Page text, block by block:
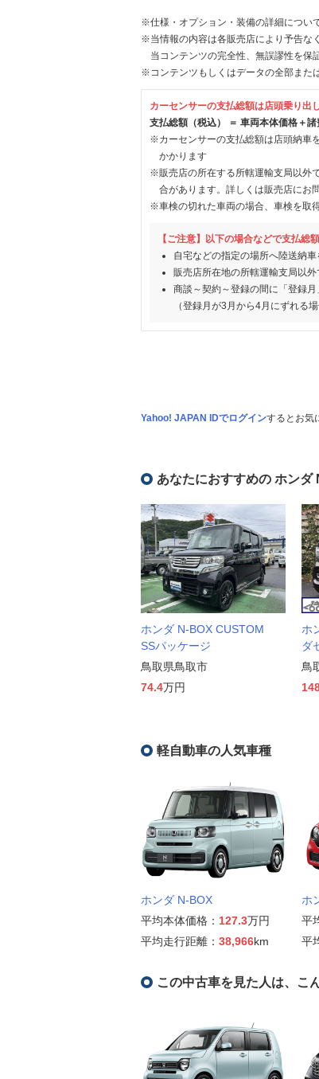
※仕様・オプション・装備の詳細につい
※当情報の内容は各販売店により予告な
当コンテンツの完全性、無誤謬性を保
※コンテンツもしくはデータの全部また
カーセンサーの支払総額は店頭乗り出
支払総額（税込） ＝ 車両本体価格＋諸
※カーセンサーの支払総額は店頭納車
かかります
※販売店の所在する所轄運輸支局以外
合があります。詳しくは販売店にお
※車検の切れた車両の場合、車検を取
【ご注意】以下の場合などで支払総
自宅などの指定の場所へ陸送納
販売店所在地の所轄運輸支局以
商談～契約～登録の間に「登録
（登録月が3月から4月にずれる
Yahoo! JAPAN IDでログインするとお気
あなたにおすすめの ホンダ
ホンダ N-BOX CUSTOM
SSパッケージ
鳥取県鳥取市
74.4万円
ホ
ダ
鳥
軽自動車の人気車種
ホンダ N-BOX
平均本体価格： 127.3万円
平均走行距離： 38,966km
ホ
平
平
この中古車を見た人は、こ